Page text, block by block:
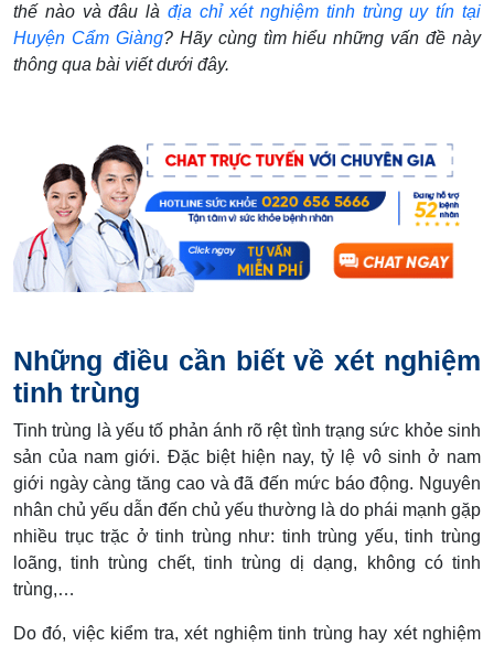
thế nào và đâu là địa chỉ xét nghiệm tinh trùng uy tín tại
Huyện Cẩm Giàng? Hãy cùng tìm hiểu những vấn đề này
thông qua bài viết dưới đây.
Những điều cần biết về xét nghiệm
tinh trùng
Tinh trùng là yếu tố phản ánh rõ rệt tình trạng sức khỏe sinh
sản của nam giới. Đặc biệt hiện nay, tỷ lệ vô sinh ở nam
giới ngày càng tăng cao và đã đến mức báo động. Nguyên
nhân chủ yếu dẫn đến chủ yếu thường là do phái mạnh gặp
nhiều trục trặc ở tinh trùng như: tinh trùng yếu, tinh trùng
loãng, tinh trùng chết, tinh trùng dị dạng, không có tinh
trùng,…
Do đó, việc kiểm tra, xét nghiệm tinh trùng hay xét nghiệm